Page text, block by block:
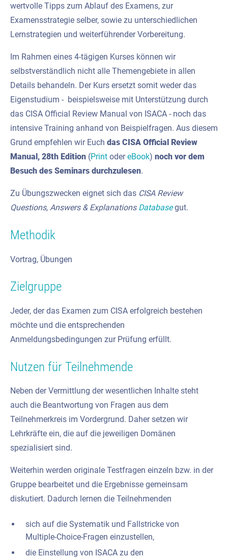
wertvolle Tipps zum Ablauf des Examens, zur
Examensstrategie selber, sowie zu unterschiedlichen
Lernstrategien und weiterführender Vorbereitung.
Im Rahmen eines 4-tägigen Kurses können wir
selbstverständlich nicht alle Themengebiete in allen
Details behandeln. Der Kurs ersetzt somit weder das
Eigenstudium - beispielsweise mit Unterstützung durch
das CISA Official Review Manual von ISACA - noch das
intensive Training anhand von Beispielfragen. Aus diesem
Grund empfehlen wir Euch das CISA Official Review
Manual, 28th Edition (Print odereBook) noch vor dem
Besuch des Seminars durchzulesen.
Zu Übungszwecken eignet sich das CISA Review
Questions, Answers & Explanations Database gut.
Methodik
Vortrag, Übungen
Zielgruppe
Jeder, der das Examen zum CISA erfolgreich bestehen
möchte und die entsprechenden
Anmeldungsbedingungen zur Prüfung erfüllt.
Nutzen für Teilnehmende
Neben der Vermittlung der wesentlichen Inhalte steht
auch die Beantwortung von Fragen aus dem
Teilnehmerkreis im Vordergrund. Daher setzen wir
Lehrkräfte ein, die auf die jeweiligen Domänen
spezialisiert sind.
Weiterhin werden originale Testfragen einzeln bzw. in der
Gruppe bearbeitet und die Ergebnisse gemeinsam
diskutiert. Dadurch lernen die Teilnehmenden
sich auf die Systematik und Fallstricke von
Multiple-Choice-Fragen einzustellen,
die Einstellung von ISACA zu den